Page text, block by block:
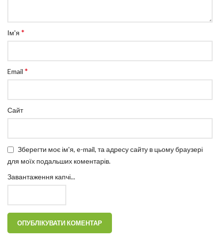
Ім'я *
Email *
Сайт
Зберегти моє ім'я, e-mail, та адресу сайту в цьому браузері
для моїх подальших коментарів.
Завантаження капчі...